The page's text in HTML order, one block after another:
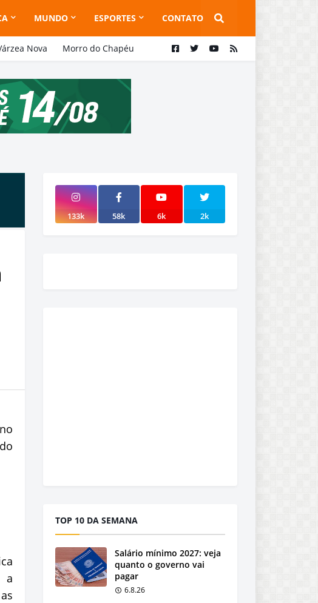
MUNDO ESPORTES CONTATO
Nova Morro do Chapéu
a
133k 58k 6k 2k
TOP 10 DA SEMANA
Salário mínimo 2027: veja
quanto o governo vai
pagar
6.8.26